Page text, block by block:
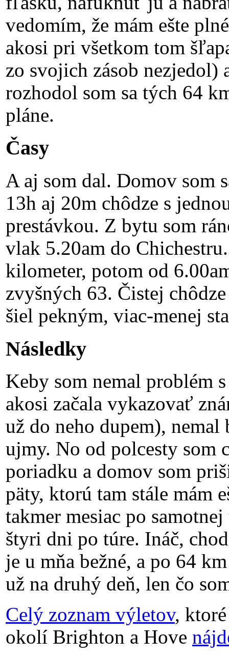
vedomím, že mám ešte
akosi pri všetkom tom
zo svojich zásob
rozhodol som sa tých 64
pláne.
Časy
A aj som dal. Domov som
13h aj 20m chôdze s
prestávkou. Z bytu som
vlak 5.20am do
kilometer, potom od
zvyšných 63. Čistej
šiel pekným, viac-menej
Následky
Keby som nemal problém
akosi začala vykazovať
už do neho dupem),
ujmy. No od polcesty som
poriadku a domov som
päty, ktorú tam stále mám
takmer mesiac po
štyri dni po túre. Ináč,
je u mňa bežné, a po 64
už na druhý deň, len čo
Celý zoznam výletov,
okolí Brighton a Hove